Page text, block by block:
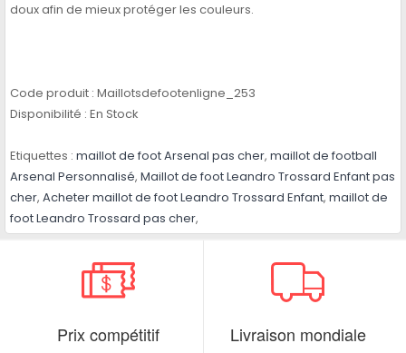
doux afin de mieux protéger les couleurs.
Code produit : Maillotsdefootenligne_253
Disponibilité : En Stock
Etiquettes : maillot de foot Arsenal pas cher, maillot de football
Arsenal Personnalisé, Maillot de foot Leandro Trossard Enfant pas
cher, Acheter maillot de foot Leandro Trossard Enfant, maillot de
foot Leandro Trossard pas cher,
Prix compétitif Livraison mondiale